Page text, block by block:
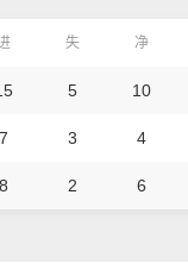
失 净
5 10
7 3 4
8 2 6